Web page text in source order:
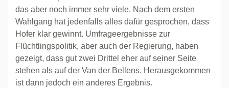
das aber noch immer sehr viele. Nach dem ersten
Wahlgang hat jedenfalls alles dafür gesprochen, dass
Hofer klar gewinnt. Umfrageergebnisse zur
Flüchtlingspolitik, aber auch der Regierung, haben
gezeigt, dass gut zwei Drittel eher auf seiner Seite
stehen als auf der Van der Bellens. Herausgekommen
ist dann jedoch ein anderes Ergebnis.